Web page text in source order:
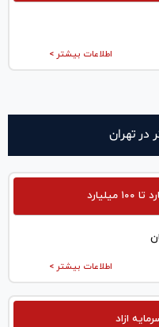
اطلاعات بیشتر >
در تهران
اطلاعات بیشتر >
ازاد